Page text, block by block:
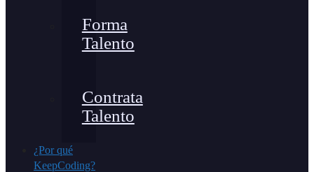
Forma
Talento
Contrata
Talento
¿Por qué
KeepCoding?